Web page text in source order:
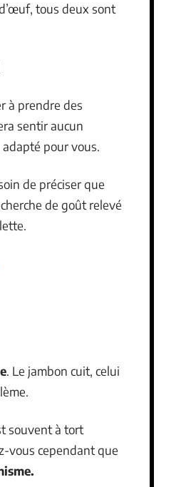
tous deux sont
à prendre des
sentir aucun
pour vous.
de préciser que
de goût relevé
. Le jambon cuit, celui
souvent à tort
vous cependant que